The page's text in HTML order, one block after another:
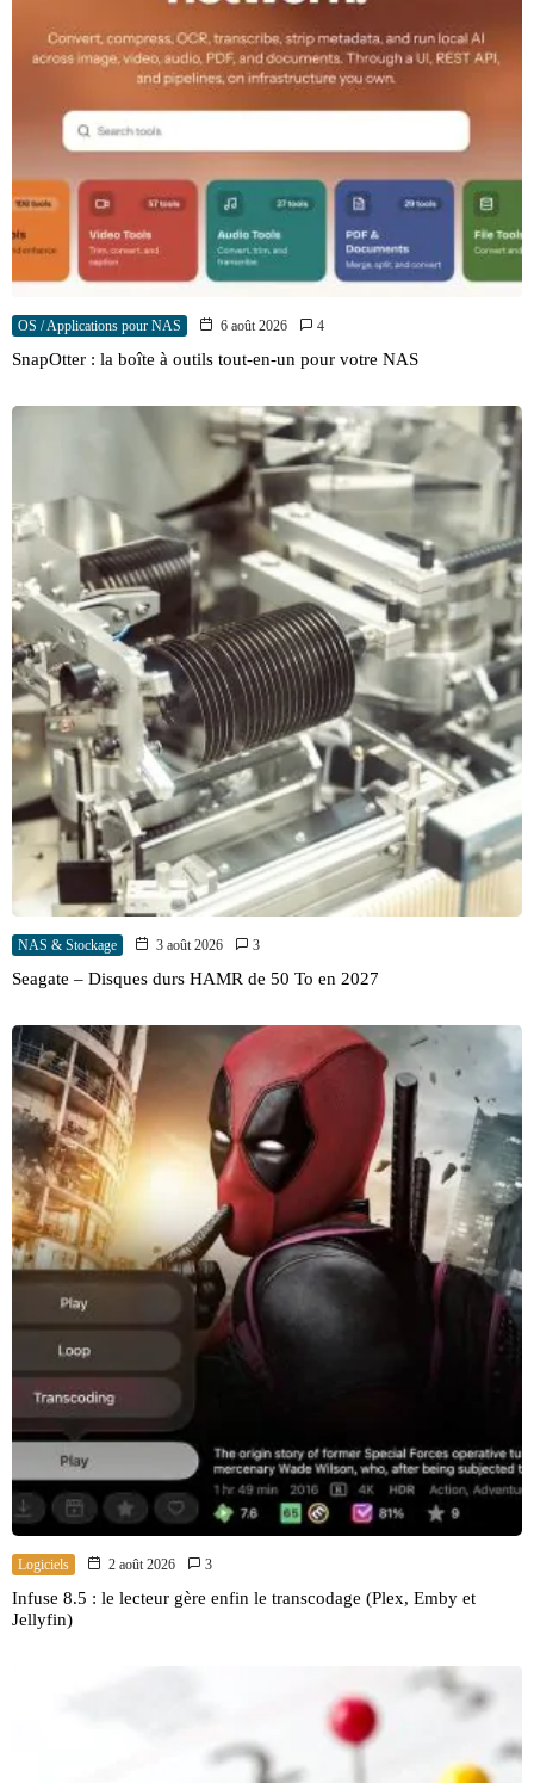
OS / Applications pour NAS 6 août 2026 4
SnapOtter : la boîte à outils tout-en-un pour votre NAS
NAS & Stockage 3 août 2026 3
Seagate – Disques durs HAMR de 50 To en 2027
Logiciels 2 août 2026 3
Infuse 8.5 : le lecteur gère enfin le transcodage (Plex, Emby et
Jellyfin)